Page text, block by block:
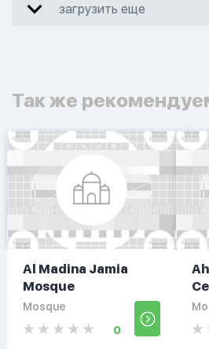
загрузить еще
Так же
Al Madina Jamia
Mosque
Mosque
0